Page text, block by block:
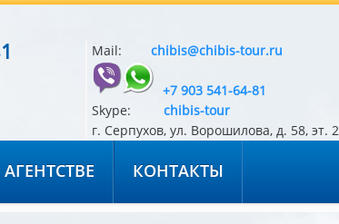
Mail: chibis@chibis-tour.ru
+7 903 541-64-81
Skype:
chibis-tour
г. Серпухов, ул. Ворошилова, д. 58, эт. 2
КОНТАКТЫ